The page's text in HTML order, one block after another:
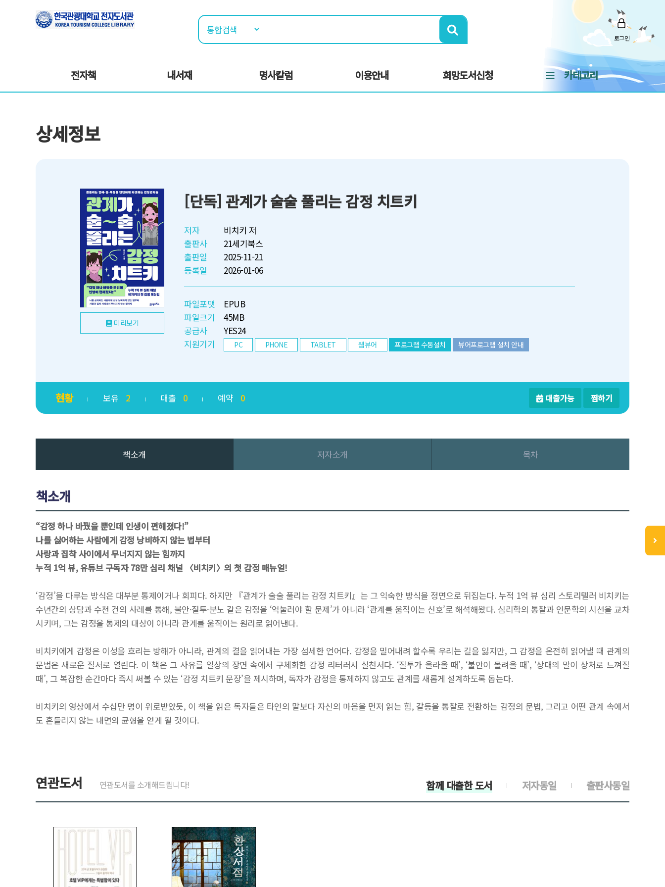
로그인
전자책 내서재 명사칼럼 이용안내 희망도서신청 카테고리
상세정보
미리보기
[단독] 관계가 술술 풀리는 감정 치트키
저자
비치키 저
출판사
21세기북스
출판일
2025-11-21
등록일
2026-01-06
파일포맷
EPUB
파일크기
45MB
공급사
YES24
지원기기
PC PHONE TABLET 웹뷰어 프로그램 수동설치 뷰어프로그램 설치 안내
현황 보유 2 대출 0 예약 0 대출가능 찜하기
책소개 저자소개 목차
책소개
“감정 하나 바꿨을 뿐인데 인생이 편해졌다!”
나를 싫어하는 사람에게 감정 낭비하지 않는 법부터
사랑과 집착 사이에서 무너지지 않는 힘까지
누적 1억 뷰, 유튜브 구독자 78만 심리 채널 〈비치키〉의 첫 감정 매뉴얼!
‘감정’을 다루는 방식은 대부분 통제이거나 회피다. 하지만 『관계가 술술 풀리는 감정 치트키』는 그 익숙한 방식을 정면으로 뒤집는다. 누적 1억 뷰 심리 스토리텔러 비치키는
수년간의 상담과 수천 건의 사례를 통해, 불안·질투·분노 같은 감정을 ‘억눌러야 할 문제’가 아니라 ‘관계를 움직이는 신호’로 해석해왔다. 심리학의 통찰과 인문학의 시선을 교차
시키며, 그는 감정을 통제의 대상이 아니라 관계를 움직이는 원리로 읽어낸다.
비치키에게 감정은 이성을 흐리는 방해가 아니라, 관계의 결을 읽어내는 가장 섬세한 언어다. 감정을 밀어내려 할수록 우리는 길을 잃지만, 그 감정을 온전히 읽어낼 때 관계의
문법은 새로운 질서로 열린다. 이 책은 그 사유를 일상의 장면 속에서 구체화한 감정 리터러시 실천서다. ‘질투가 올라올 때’, ‘불안이 몰려올 때’, ‘상대의 말이 상처로 느껴질
때’, 그 복잡한 순간마다 즉시 써볼 수 있는 ‘감정 치트키 문장’을 제시하며, 독자가 감정을 통제하지 않고도 관계를 새롭게 설계하도록 돕는다.
비치키의 영상에서 수십만 명이 위로받았듯, 이 책을 읽은 독자들은 타인의 말보다 자신의 마음을 먼저 읽는 힘, 갈등을 통찰로 전환하는 감정의 문법, 그리고 어떤 관계 속에서
도 흔들리지 않는 내면의 균형을 얻게 될 것이다.
연관도서 연관도서를 소개해드립니다! 출판사동일
저자동일
함께 대출한 도서
> >